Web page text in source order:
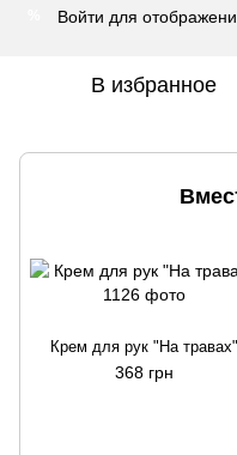
Войти для
В избранное
Крем для рук "На травах"
368 грн